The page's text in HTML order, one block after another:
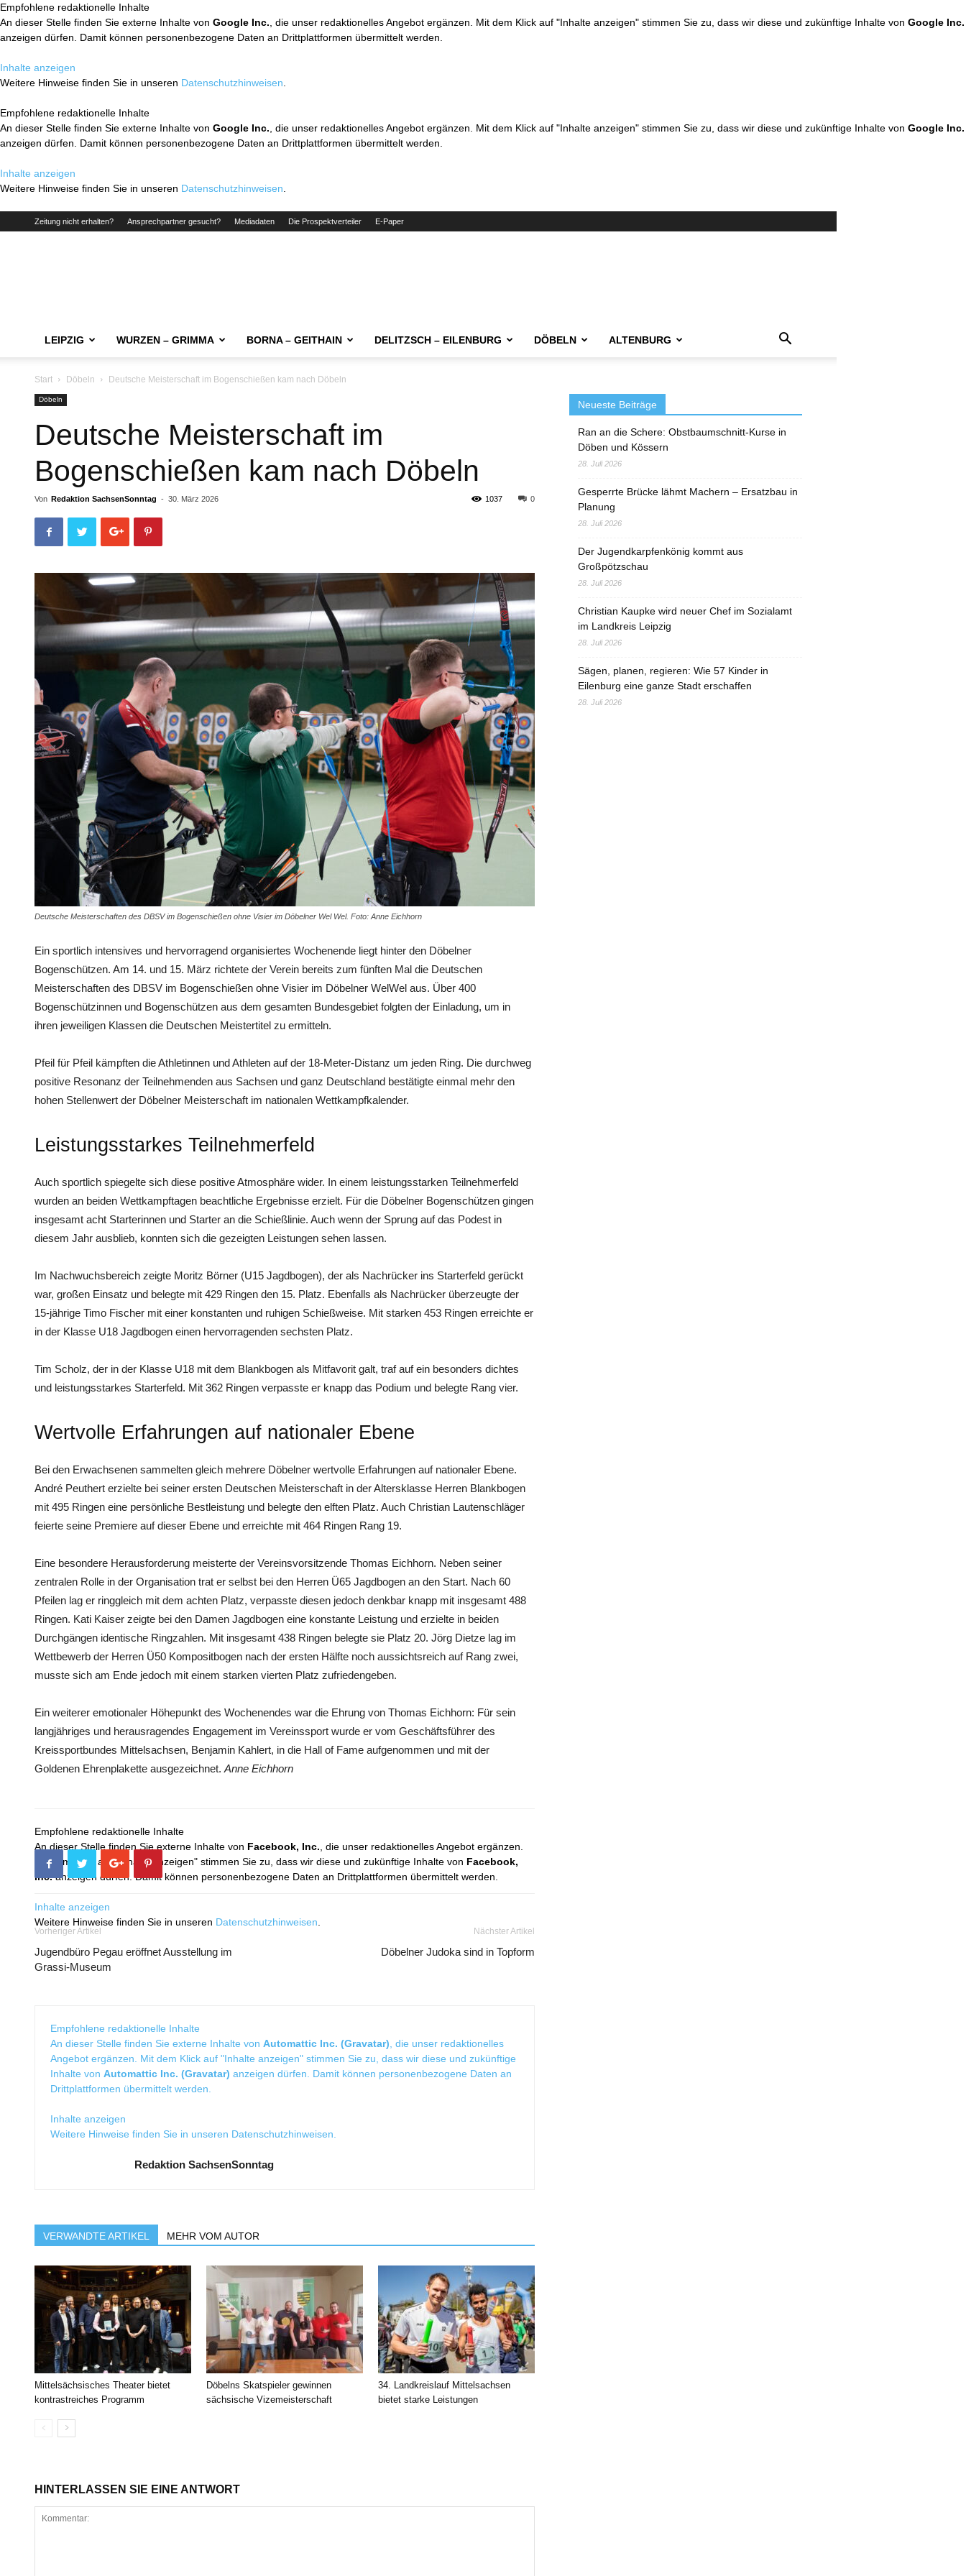
Empfohlene redaktionelle Inhalte
An dieser Stelle finden Sie externe Inhalte von Google Inc. , die unser redaktionelles Angebot ergänzen. Mit dem Klick auf "Inhalte anzeigen" stimmen Sie zu, dass wir diese und zukünftige Inhalte von Google Inc.
anzeigen dürfen. Damit können personenbezogene Daten an Drittplattformen übermittelt werden.
Inhalte anzeigen
Weitere Hinweise finden Sie in unseren Datenschutzhinweisen
Empfohlene redaktionelle Inhalte
An dieser Stelle finden Sie externe Inhalte von Google Inc. , die unser redaktionelles Angebot ergänzen. Mit dem Klick auf "Inhalte anzeigen" stimmen Sie zu, dass wir diese und zukünftige Inhalte von Google Inc.
anzeigen dürfen. Damit können personenbezogene Daten an Drittplattformen übermittelt werden.
Inhalte anzeigen
Weitere Hinweise finden Sie in unseren Datenschutzhinweisen
Zeitung nicht erhalten? Ansprechpartner gesucht? Mediadaten Die Prospektverteiler E-Paper
LEIPZIG WURZEN – GRIMMA BORNA – GEITHAIN DELITZSCH – EILENBURG DÖBELN ALTENBURG
Start Döbeln Deutsche Meisterschaft im Bogenschießen kam nach Döbeln
Döbeln
Deutsche Meisterschaft im
Bogenschießen kam nach Döbeln
Von Redaktion SachsenSonntag - 30. März 2026 0
1037
Deutsche Meisterschaften des DBSV im Bogenschießen ohne Visier im Döbelner Wel Wel. Foto: Anne Eichhorn
Ein sportlich intensives und hervorragend organisiertes Wochenende liegt hinter den Döbelner
Bogenschützen. Am 14. und 15. März richtete der Verein bereits zum fünften Mal die Deutschen
Meisterschaften des DBSV im Bogenschießen ohne Visier im Döbelner WelWel aus. Über 400
Bogenschützinnen und Bogenschützen aus dem gesamten Bundesgebiet folgten der Einladung, um in
ihren jeweiligen Klassen die Deutschen Meistertitel zu ermitteln.
Pfeil für Pfeil kämpften die Athletinnen und Athleten auf der 18-Meter-Distanz um jeden Ring. Die durchweg
positive Resonanz der Teilnehmenden aus Sachsen und ganz Deutschland bestätigte einmal mehr den
hohen Stellenwert der Döbelner Meisterschaft im nationalen Wettkampfkalender.
Leistungsstarkes Teilnehmerfeld
Auch sportlich spiegelte sich diese positive Atmosphäre wider. In einem leistungsstarken Teilnehmerfeld
wurden an beiden Wettkampftagen beachtliche Ergebnisse erzielt. Für die Döbelner Bogenschützen gingen
insgesamt acht Starterinnen und Starter an die Schießlinie. Auch wenn der Sprung auf das Podest in
diesem Jahr ausblieb, konnten sich die gezeigten Leistungen sehen lassen.
Im Nachwuchsbereich zeigte Moritz Börner (U15 Jagdbogen), der als Nachrücker ins Starterfeld gerückt
war, großen Einsatz und belegte mit 429 Ringen den 15. Platz. Ebenfalls als Nachrücker überzeugte der
15-jährige Timo Fischer mit einer konstanten und ruhigen Schießweise. Mit starken 453 Ringen erreichte er
in der Klasse U18 Jagdbogen einen hervorragenden sechsten Platz.
Tim Scholz, der in der Klasse U18 mit dem Blankbogen als Mitfavorit galt, traf auf ein besonders dichtes
und leistungsstarkes Starterfeld. Mit 362 Ringen verpasste er knapp das Podium und belegte Rang vier.
Wertvolle Erfahrungen auf nationaler Ebene
Bei den Erwachsenen sammelten gleich mehrere Döbelner wertvolle Erfahrungen auf nationaler Ebene.
André Peuthert erzielte bei seiner ersten Deutschen Meisterschaft in der Altersklasse Herren Blankbogen
mit 495 Ringen eine persönliche Bestleistung und belegte den elften Platz. Auch Christian Lautenschläger
feierte seine Premiere auf dieser Ebene und erreichte mit 464 Ringen Rang 19.
Eine besondere Herausforderung meisterte der Vereinsvorsitzende Thomas Eichhorn. Neben seiner
zentralen Rolle in der Organisation trat er selbst bei den Herren Ü65 Jagdbogen an den Start. Nach 60
Pfeilen lag er ringgleich mit dem achten Platz, verpasste diesen jedoch denkbar knapp mit insgesamt 488
Ringen. Kati Kaiser zeigte bei den Damen Jagdbogen eine konstante Leistung und erzielte in beiden
Durchgängen identische Ringzahlen. Mit insgesamt 438 Ringen belegte sie Platz 20. Jörg Dietze lag im
Wettbewerb der Herren Ü50 Kompositbogen nach der ersten Hälfte noch aussichtsreich auf Rang zwei,
musste sich am Ende jedoch mit einem starken vierten Platz zufriedengeben.
Ein weiterer emotionaler Höhepunkt des Wochenendes war die Ehrung von Thomas Eichhorn: Für sein
langjähriges und herausragendes Engagement im Vereinssport wurde er vom Geschäftsführer des
Kreissportbundes Mittelsachsen, Benjamin Kahlert, in die Hall of Fame aufgenommen und mit der
Goldenen Ehrenplakette ausgezeichnet. Anne Eichhorn
Empfohlene redaktionelle Inhalte
An dieser Stelle finden Sie externe Inhalte von Facebook, Inc. , die unser redaktionelles Angebot ergänzen.
Mit dem Klick auf "Inhalte anzeigen" stimmen Sie zu, dass wir diese und zukünftige Inhalte von Facebook,
Inc.anzeigen dürfen. Damit können personenbezogene Daten an Drittplattformen übermittelt werden.
Inhalte anzeigen
Weitere Hinweise finden Sie in unseren Datenschutzhinweisen
Vorheriger Artikel
Jugendbüro Pegau eröffnet Ausstellung im
Grassi-Museum
Nächster Artikel
Döbelner Judoka sind in Topform
Empfohlene redaktionelle Inhalte
An dieser Stelle finden Sie externe Inhalte von Automattic Inc. (Gravatar) , die unser redaktionelles
Angebot ergänzen. Mit dem Klick auf "Inhalte anzeigen" stimmen Sie zu, dass wir diese und zukünftige
Inhalte von Automattic Inc. (Gravatar) anzeigen dürfen. Damit können personenbezogene Daten an
Drittplattformen übermittelt werden.
Inhalte anzeigen
Weitere Hinweise finden Sie in unseren Datenschutzhinweisen
Redaktion SachsenSonntag
VERWANDTE ARTIKEL MEHR VOM AUTOR
Mittelsächsisches Theater bietet
kontrastreiches Programm
Döbelns Skatspieler gewinnen
sächsische Vizemeisterschaft
34. Landkreislauf Mittelsachsen
bietet starke Leistungen
HINTERLASSEN SIE EINE ANTWORT
Neueste Beiträge
Ran an die Schere: Obstbaumschnitt-Kurse in
Döben und Kössern
28. Juli 2026
Gesperrte Brücke lähmt Machern – Ersatzbau in
Planung
28. Juli 2026
Der Jugendkarpfenkönig kommt aus
Großpötzschau
28. Juli 2026
Christian Kaupke wird neuer Chef im Sozialamt
im Landkreis Leipzig
28. Juli 2026
Sägen, planen, regieren: Wie 57 Kinder in
Eilenburg eine ganze Stadt erschaffen
28. Juli 2026